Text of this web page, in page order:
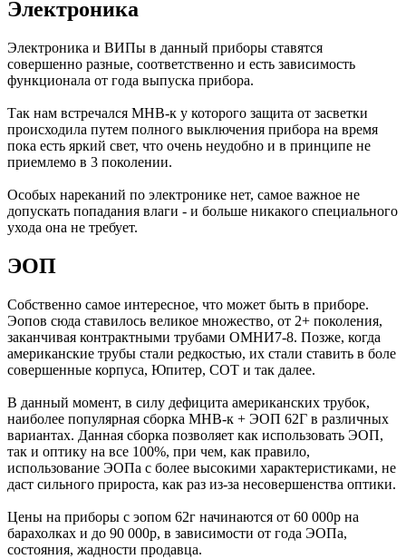
Электроника
Электроника и ВИПы в данный приборы ставятся
совершенно разные, соответственно и есть зависимость
функционала от года выпуска прибора.
Так нам встречался МНВ-к у которого защита от засветки
происходила путем полного выключения прибора на время
пока есть яркий свет, что очень неудобно и в принципе не
приемлемо в 3 поколении.
Особых нареканий по электронике нет, самое важное не
допускать попадания влаги - и больше никакого специального
ухода она не требует.
ЭОП
Собственно самое интересное, что может быть в приборе.
Эопов сюда ставилось великое множество, от 2+ поколения,
заканчивая контрактными трубами ОМНИ7-8. Позже, когда
американские трубы стали редкостью, их стали ставить в боле
совершенные корпуса, Юпитер, СОТ и так далее.
В данный момент, в силу дефицита американских трубок,
наиболее популярная сборка МНВ-к + ЭОП 62Г в различных
вариантах. Данная сборка позволяет как использовать ЭОП,
так и оптику на все 100%, при чем, как правило,
использование ЭОПа с более высокими характеристиками, не
даст сильного прироста, как раз из-за несовершенства оптики.
Цены на приборы с эопом 62г начинаются от 60 000р на
барахолках и до 90 000р, в зависимости от года ЭОПа,
состояния, жадности продавца.